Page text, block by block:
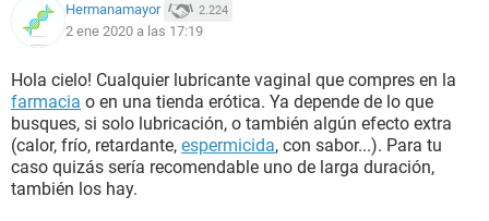
Hermanamayor 2.224
2 ene 2020 a las 17:19
Hola cielo! Cualquier lubricante vaginal que compres en la
farmacia o en una tienda erótica. Ya depende de lo que
busques, si solo lubricación, o también algún efecto extra
(calor, frío, retardante, espermicida, con sabor...). Para tu
caso quizás sería recomendable uno de larga duración,
también los hay.